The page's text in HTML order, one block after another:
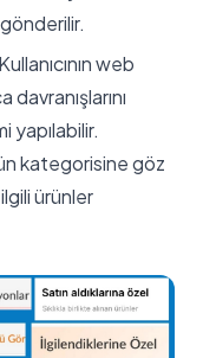
gönderilir.
Kullanıcının web
yapılabilir.
kategorisine göz
ürünler